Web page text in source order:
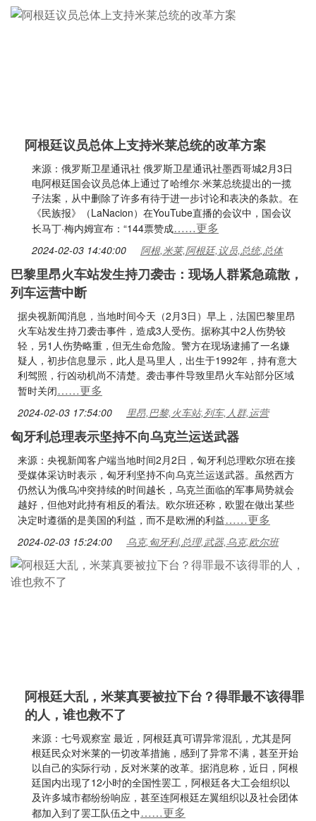
阿根廷议员总体上支持米莱总统的改革方案
来源：俄罗斯卫星通讯社 俄罗斯卫星通讯社墨西哥城2月3日
电阿根廷国会议员总体上通过了哈维尔·米莱总统提出的一揽
子法案，从中删除了许多有待于进一步讨论和表决的条款。在
《民族报》（LaNacion）在YouTube直播的会议中，国会议
长马丁·梅内姆宣布：“144票赞成……更多
2024-02-03 14:40:00 阿根,米莱,阿根廷,议员,总统,总体
巴黎里昂火车站发生持刀袭击：现场人群紧急疏散，
列车运营中断
据央视新闻消息，当地时间今天（2月3日）早上，法国巴黎里昂
火车站发生持刀袭击事件，造成3人受伤。据称其中2人伤势较
轻，另1人伤势略重，但无生命危险。警方在现场逮捕了一名嫌
疑人，初步信息显示，此人是马里人，出生于1992年，持有意大
利驾照，行凶动机尚不清楚。袭击事件导致里昂火车站部分区域
暂时关闭……更多
2024-02-03 17:54:00 里昂,巴黎,火车站,列车,人群,运营
匈牙利总理表示坚持不向乌克兰运送武器
来源：央视新闻客户端当地时间2月2日，匈牙利总理欧尔班在接
受媒体采访时表示，匈牙利坚持不向乌克兰运送武器。虽然西方
仍然认为俄乌冲突持续的时间越长，乌克兰面临的军事局势就会
越好，但他对此持有相反的看法。欧尔班还称，欧盟在做出某些
决定时遵循的是美国的利益，而不是欧洲的利益……更多
2024-02-03 15:24:00 乌克,匈牙利,总理,武器,乌克,欧尔班
阿根廷大乱，米莱真要被拉下台？得罪最不该得罪
的人，谁也救不了
来源：七号观察室 最近，阿根廷真可谓异常混乱，尤其是阿
根廷民众对米莱的一切改革措施，感到了异常不满，甚至开始
以自己的实际行动，反对米莱的改革。据消息称，近日，阿根
廷国内出现了12小时的全国性罢工，阿根廷各大工会组织以
及许多城市都纷纷响应，甚至连阿根廷左翼组织以及社会团体
都加入到了罢工队伍之中……更多